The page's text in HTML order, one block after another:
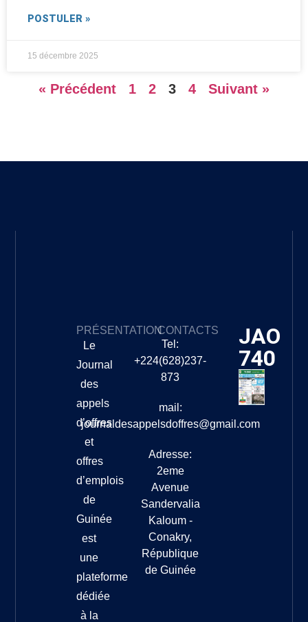
POSTULER »
15 décembre 2025
« Précédent 1 2 3 4 Suivant »
PRÉSENTATION
Le
Journal
des
appels
d’offres
et
offres
d’emplois
de
Guinée
est
une
plateforme
dédiée
à la
CONTACTS
Tel:
+224(628)237-
873
mail:
journaldesappelsdoffres@gmail.com
Adresse:
2eme
Avenue
Sandervalia
Kaloum -
Conakry,
République
de Guinée
JAO
740